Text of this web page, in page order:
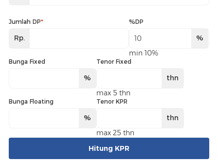
Jumlah DP*
Rp.
%DP
%
min 10%
Bunga Fixed
%
Tenor Fixed
thn
max 5 thn
Bunga Floating
%
Tenor KPR
thn
max 25 thn
Hitung KPR